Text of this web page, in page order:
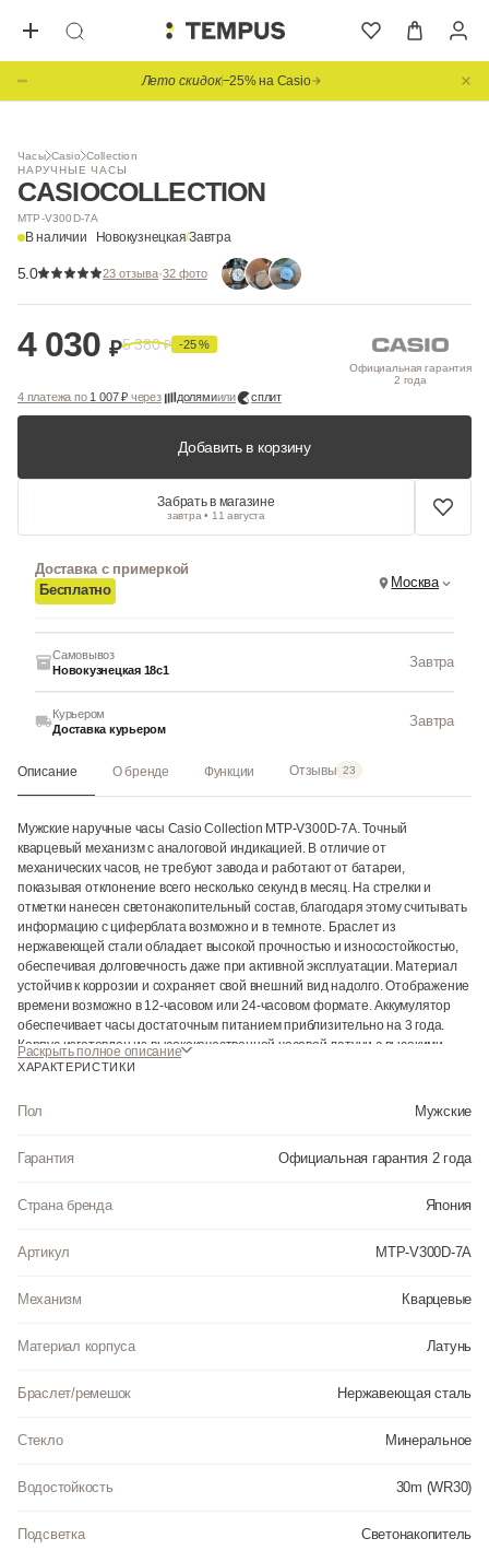
Лето скидок−25% на Casio
Часы Casio Collection
НАРУЧНЫЕ ЧАСЫ
CASIOCOLLECTION
MTP-V300D-7A
В наличии Новокузнецкая/Завтра
5.0 23 отзыва·32 фото
1/ 5
4 030 ₽5 380₽ -25 %
Официальная гарантия
2 года
4 платежа по 1 007 ₽через долямиили сплит
Добавить в корзину
Забрать в магазине
завтра • 11 августа
Доставка с примеркой
Бесплатно
Москва
Самовывоз
Новокузнецкая 18с1
Завтра
Курьером
Доставка курьером
Завтра
Описание О бренде Функции Отзывы 23
Мужские наручные часы Casio Collection MTP-V300D-7A. Точный
кварцевый механизм с аналоговой индикацией. В отличие от
механических часов, не требуют завода и работают от батареи,
показывая отклонение всего несколько секунд в месяц. На стрелки и
отметки нанесен светонакопительный состав, благодаря этому считывать
информацию с циферблата возможно и в темноте. Браслет из
нержавеющей стали обладает высокой прочностью и износостойкостью,
обеспечивая долговечность даже при активной эксплуатации. Материал
устойчив к коррозии и сохраняет свой внешний вид надолго. Отображение
времени возможно в 12-часовом или 24-часовом формате. Аккумулятор
обеспечивает часы достаточным питанием приблизительно на 3 года.
Корпус изготовлен из высококачественной часовой латуни с высокими
антикоррозийными свойствами. Прочное, устойчивое к царапинам
водонепроницаемыми до 3 Бар. Цвет корпуса: Серебристый. Цвет
циферблата: Серебристый. Высота (с ушками): 47 мм. Толщина: 8.6 мм.
V300D-7AD.
Инструкция к Casio MTP-V300D-7A на русском языке
Раскрыть полное описание
ХАРАКТЕРИСТИКИ
Пол Мужские
Гарантия Официальная гарантия 2 года
Страна бренда Япония
Артикул MTP-V300D-7A
Механизм Кварцевые
Материал корпуса Латунь
Браслет/ремешок Нержавеющая сталь
Стекло Минеральное
Водостойкость 30m (WR30)
Подсветка Светонакопитель